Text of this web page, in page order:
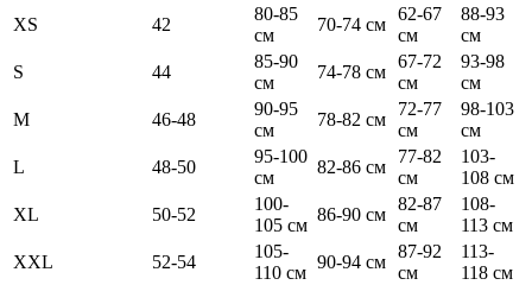
XS
42
80-85
см
70-74 см
62-67
см
88-93
см
S
44
85-90
см
74-78 см
67-72
см
93-98
см
M
46-48
90-95
см
78-82 см
72-77
см
98-103
см
L
48-50
95-100
см
82-86 см
77-82
см
103-
108 см
XL
50-52
100-
105 см
86-90 см
82-87
см
108-
113 см
XXL
52-54
105-
110 см
90-94 см
87-92
см
113-
118 см